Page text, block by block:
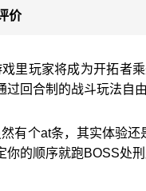
价
戏里玩家将成为开拓者
过回合制的战斗玩法自
然有个at条，其实体验
你的顺序就跑BOSS处